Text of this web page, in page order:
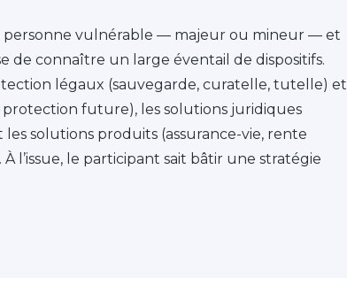
vulnérable — majeur ou mineur — et
de connaître un large éventail de dispositifs.
légaux (sauvegarde, curatelle, tutelle) et
future), les solutions juridiques
solutions produits (assurance-vie, rente
l’issue, le participant sait bâtir une stratégie